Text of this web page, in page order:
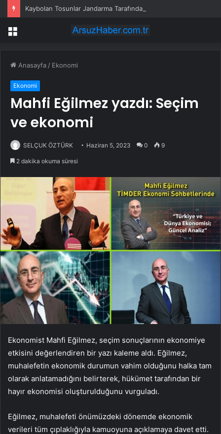
Kaybolan Tosunlar Jandarma Tarafından Bulundu
Menü
Anasayfa / Ekonomi
Ekonomi
Mahfi Eğilmez yazdı: Seçim
ve ekonomi
SELÇUK ÖZTÜRK Haziran 5, 2023 0 9
2 dakika okuma süresi
Ekonomist Mahfi Eğilmez, seçim sonuçlarının ekonomiye
etkisini değerlendiren bir yazı kaleme aldı. Eğilmez,
muhalefetin ekonomik durumun vahim olduğunu halka tam
olarak anlatamadığını belirterek, hükümet tarafından bir
hayır ekonomisi oluşturulduğunu vurguladı.
Eğilmez, muhalefeti önümüzdeki dönemde ekonomik
verileri tüm çıplaklığıyla kamuoyuna açıklamaya davet etti.